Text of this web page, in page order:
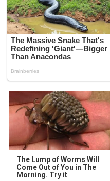
The Lump of Worms Will
Come Out of You in The
Morning. Try it